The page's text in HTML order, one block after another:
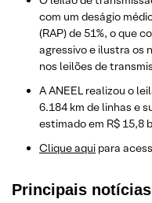
com um deságio
(RAP) de 51%, o que
agressivo e ilustra os
nos leilões de
A ANEEL realizou o
6.184 km de linhas e
estimado em R$ 15,8
Clique aqui para
Principais